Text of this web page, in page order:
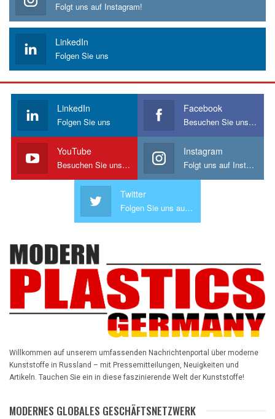
Folgt uns auf Instagram!
LinkedIn
Folgen Sie uns
LinkedIn
Folgen Sie uns
Facebook
Besuchen Sie uns auf Facebook
YouTube
Besuchen Sie uns auf YouTube
Instagram
Folgt uns auf Instagram!
Twitter
Folgen Sie uns auf Twitter
Willkommen auf unserem umfassenden Nachrichtenportal über moderne
Kunststoffe in Russland – mit Pressemitteilungen, Neuigkeiten und
Artikeln. Tauchen Sie ein in diese faszinierende Welt der Kunststoffe!
MODERNES GLOBALES GESCHÄFTSNETZWERK